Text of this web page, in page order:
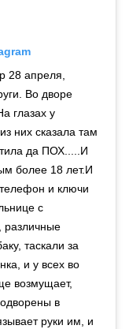
28 апреля,
Во дворе
глазах у
них сказала там
да ПОХ.....И
более 18 лет.И
и ключи
с
различные
таскали за
и у всех во
возмущает,
в
руки им, и